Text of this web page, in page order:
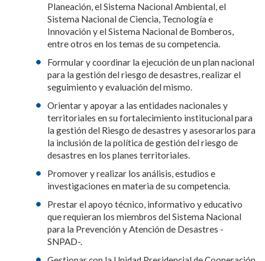
Planeación, el Sistema Nacional Ambiental, el
Sistema Nacional de Ciencia, Tecnología e
Innovación y el Sistema Nacional de Bomberos,
entre otros en los temas de su competencia.
Formular y coordinar la ejecución de un plan nacional
para la gestión del riesgo de desastres, realizar el
seguimiento y evaluación del mismo.
Orientar y apoyar a las entidades nacionales y
territoriales en su fortalecimiento institucional para
la gestión del Riesgo de desastres y asesorarlos para
la inclus​ión de la política de gestión del riesgo de
desastres en los planes territoriales.
Promover y realizar los análisis, estudios e
investigaciones en materia de su competencia.
Prestar el apoyo técnico, informativo y educativo
que requieran los miembros del Sistema Nacional
para la Prevención y Atención de Desastres -
SNPAD-.